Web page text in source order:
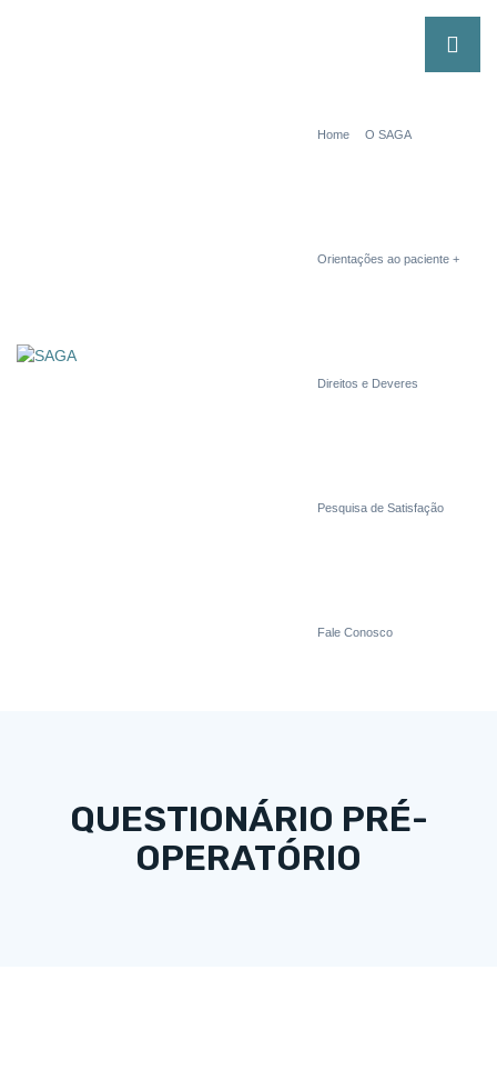
Home O SAGA
Orientações ao paciente
Direitos e Deveres
Pesquisa de Satisfação
Fale Conosco
QUESTIONÁRIO PRÉ-
OPERATÓRIO